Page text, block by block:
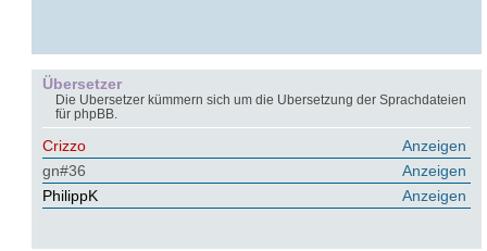
Übersetzer
Die Übersetzer kümmern sich um die Übersetzung der Sprachdateien
für phpBB.
Anzeigen
Crizzo
Anzeigen
gn#36
Anzeigen
PhilippK